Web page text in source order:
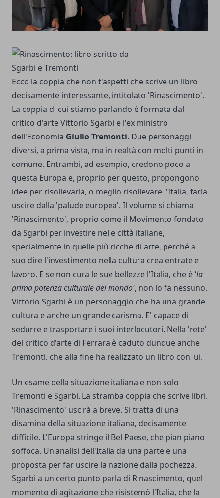
Ecco la coppia che non t'aspetti che scrive un libro
decisamente interessante, intitolato 'Rinascimento'.
La coppia di cui stiamo parlando è formata dal
critico d'arte Vittorio Sgarbi e l'ex ministro
dell'Economia Giulio Tremonti. Due personaggi
diversi, a prima vista, ma in realtà con molti punti in
comune. Entrambi, ad esempio, credono poco a
questa Europa e, proprio per questo, propongono
idee per risollevarla, o meglio risollevare l'Italia, farla
uscire dalla 'palude europea'. Il volume si chiama
'Rinascimento', proprio come il Movimento fondato
da Sgarbi per investire nelle città italiane,
specialmente in quelle più ricche di arte, perché a
suo dire l'investimento nella cultura crea entrate e
lavoro. E se non cura le sue bellezze l'Italia, che è 'la
prima potenza culturale del mondo', non lo fa nessuno.
Vittorio Sgarbi è un personaggio che ha una grande
cultura e anche un grande carisma. E' capace di
sedurre e trasportare i suoi interlocutori. Nella 'rete'
del critico d'arte di Ferrara è caduto dunque anche
Tremonti, che alla fine ha realizzato un libro con lui.
Un esame della situazione italiana e non solo
Tremonti e Sgarbi. La stramba coppia che scrive libri.
'Rinascimento' uscirà a breve. Si tratta di una
disamina della situazione italiana, decisamente
difficile. L'Europa stringe il Bel Paese, che pian piano
soffoca. Un'analisi dell'Italia da una parte e una
proposta per far uscire la nazione dalla pochezza.
Sgarbi a un certo punto parla di Rinascimento, quel
momento di agitazione che risistemò l'Italia, che la